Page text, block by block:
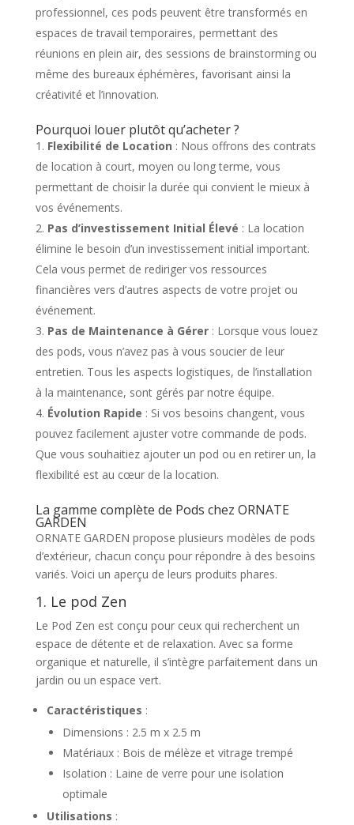
professionnel, ces pods peuvent être transformés en
espaces de travail temporaires, permettant des
réunions en plein air, des sessions de brainstorming ou
même des bureaux éphémères, favorisant ainsi la
créativité et l’innovation.
Pourquoi louer plutôt qu’acheter ?
Flexibilité de Location : Nous offrons des contrats
de location à court, moyen ou long terme, vous
permettant de choisir la durée qui convient le mieux à
vos événements.
Pas d’investissement Initial Élevé : La location
élimine le besoin d’un investissement initial important.
Cela vous permet de rediriger vos ressources
financières vers d’autres aspects de votre projet ou
événement.
Pas de Maintenance à Gérer: Lorsque vous louez
des pods, vous n’avez pas à vous soucier de leur
entretien. Tous les aspects logistiques, de l’installation
à la maintenance, sont gérés par notre équipe.
Évolution Rapide : Si vos besoins changent, vous
pouvez facilement ajuster votre commande de pods.
Que vous souhaitiez ajouter un pod ou en retirer un, la
flexibilité est au cœur de la location.
La gamme complète de Pods chez ORNATE
GARDEN
ORNATE GARDEN propose plusieurs modèles de pods
d’extérieur, chacun conçu pour répondre à des besoins
variés. Voici un aperçu de leurs produits phares.
1. Le pod Zen
Le Pod Zen est conçu pour ceux qui recherchent un
espace de détente et de relaxation. Avec sa forme
organique et naturelle, il s’intègre parfaitement dans un
jardin ou un espace vert.
Caractéristiques :
Dimensions : 2.5 m x 2.5 m
Matériaux : Bois de mélèze et vitrage trempé
Isolation : Laine de verre pour une isolation
optimale
Utilisations :